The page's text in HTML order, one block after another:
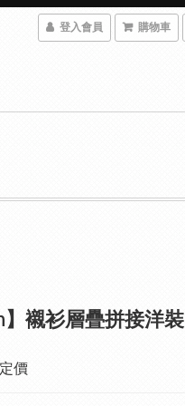
登入會員 購物車
】襯衫層疊拼接洋裝
價